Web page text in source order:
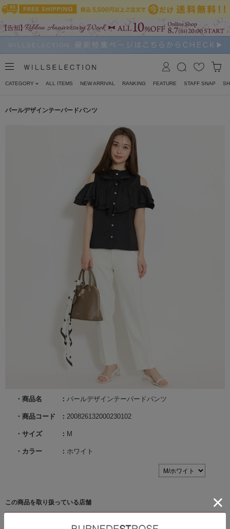
CATEGORY ALL ITEMS NEW ARRIVAL RANKING FEATURE STAFF SNAP
パールデザインテーパードパンツ
商品名 パールデザインテーパードパンツ
商品コード 200826132000230102
サイズ M
カラー ホワイト
この商品を取り扱っている店舗